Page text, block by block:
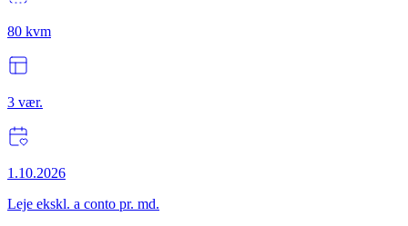
80 kvm
3 vær.
1.10.2026
Leje ekskl. a conto pr. md.